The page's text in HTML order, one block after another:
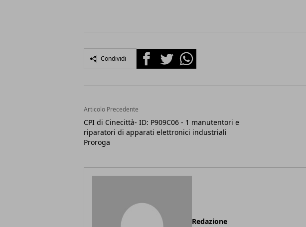
Condividi FacebookTwitterWhatsapp
Articolo Precedente
CPI di Cinecittà- ID: P909C06 - 1 manutentori e
riparatori di apparati elettronici industriali
Proroga
Redazione